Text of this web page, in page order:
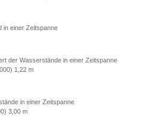
in einer Zeitspanne
der Wasserstände in einer Zeitspanne
1,22 m
in einer Zeitspanne
3,00 m